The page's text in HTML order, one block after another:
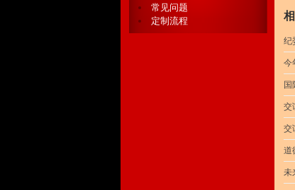
常见问题
定制流程
纪
今
国
交
交
道
未